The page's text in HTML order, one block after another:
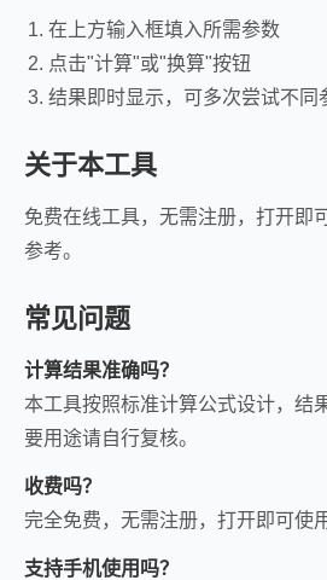
在上方输入框填入所需参数
点击"计算"或"换算"按钮
结果即时显示，可多次尝试不同
关于本工具
免费在线工具，无需注册，打开即
参考。
常见问题
计算结果准确吗？
本工具按照标准计算公式设计，结
要用途请自行复核。
收费吗？
完全免费，无需注册，打开即可使用
支持手机使用吗？